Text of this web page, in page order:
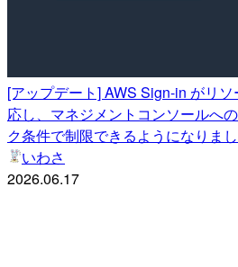
[アップデート] AWS Sign-in がリ
応し、マネジメントコンソールへ
ク条件で制限できるようになりま
いわさ
2026.06.17